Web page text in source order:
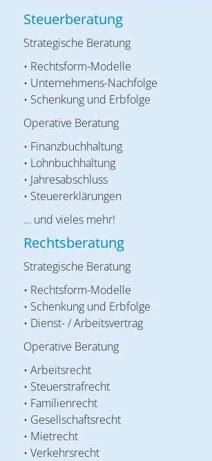
Steuerberatung
Strategische Beratung
• Rechtsform-Modelle
• Unternehmens-Nachfolge
• Schenkung und Erbfolge
Operative Beratung
• Finanzbuchhaltung
• Lohnbuchhaltung
• Jahresabschluss
• Steuererklärungen
… und vieles mehr!
Rechtsberatung
Strategische Beratung
• Rechtsform-Modelle
• Schenkung und Erbfolge
• Dienst- / Arbeitsvertrag
Operative Beratung
• Arbeitsrecht
• Steuerstrafrecht
• Familienrecht
• Gesellschaftsrecht
• Mietrecht
• Verkehrsrecht